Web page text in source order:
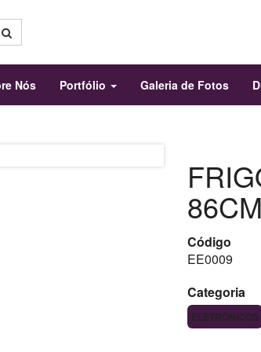
Nós Portfólio Galeria de Fotos
Código
EE0009
Categoria
ELETRÔNICOS